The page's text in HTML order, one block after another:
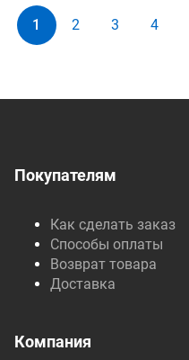
1 2 3 4
Покупателям
Как сделать заказ
Способы оплаты
Возврат товара
Доставка
Компания